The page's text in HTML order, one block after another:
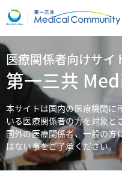
製品・安全性情報
製品・安全性情報TOP
製品一覧
販売中止品・予定一覧
領域別情報
領域別情報TOP
血栓症
Web講演会
動画ライブラリ
医療関係者向けサイ
第一三共
本サイトは国内の医療機関に
いる医療関係者の方を対象と
国外の医療関係者、一般の方
はない事をご了承ください。